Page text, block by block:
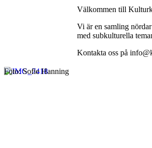
Foto: Sofie Hanning
Välkommen till
Vi är en samling
med subkulturella
Kontakta oss på